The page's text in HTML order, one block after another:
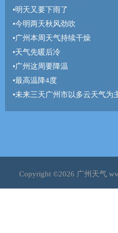
•明天又要下雨了
•今明两天秋风劲吹
•广州本周天气持续干燥
•天气先暖后冷
•广州这周要降温
•最高温降4度
•未来三天广州市以多云天气为
Copyright ©2026 广州天气